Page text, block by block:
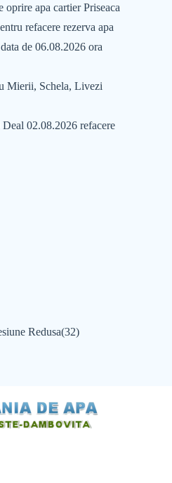
oprire apa cartier Priseaca
refacere rezerva apa
de 06.08.2026 ora
Mierii, Schela, Livezi
02.08.2026 refacere
Redusa(32)